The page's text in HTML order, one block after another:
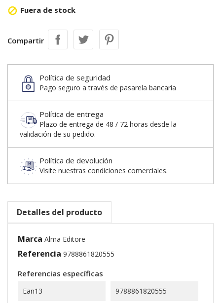
 Fuera de stock
Compartir
Política de seguridad
Pago seguro a través de pasarela bancaria
Política de entrega
Plazo de entrega de 48 / 72 horas desde la
validación de su pedido.
Política de devolución
Visite nuestras condiciones comerciales.
Detalles del producto
Marca Alma Editore
Referencia 9788861820555
Referencias específicas
Ean13 9788861820555